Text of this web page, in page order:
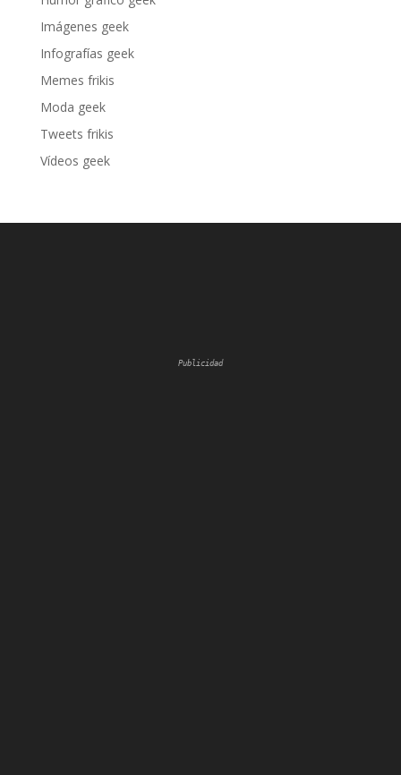
Imágenes geek
Infografías geek
Memes frikis
Moda geek
Tweets frikis
Vídeos geek
Publicidad